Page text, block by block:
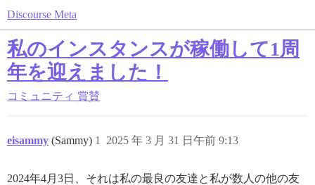
Discourse Meta
私のインスタンスが稼働して1周
年を迎えました！
コミュニティ 賞賛
eisammy (Sammy) 2025 年 3 月 31 日午前 9:13
1
2024年4月3日、それは私の最良の友達と私が数人の他の友